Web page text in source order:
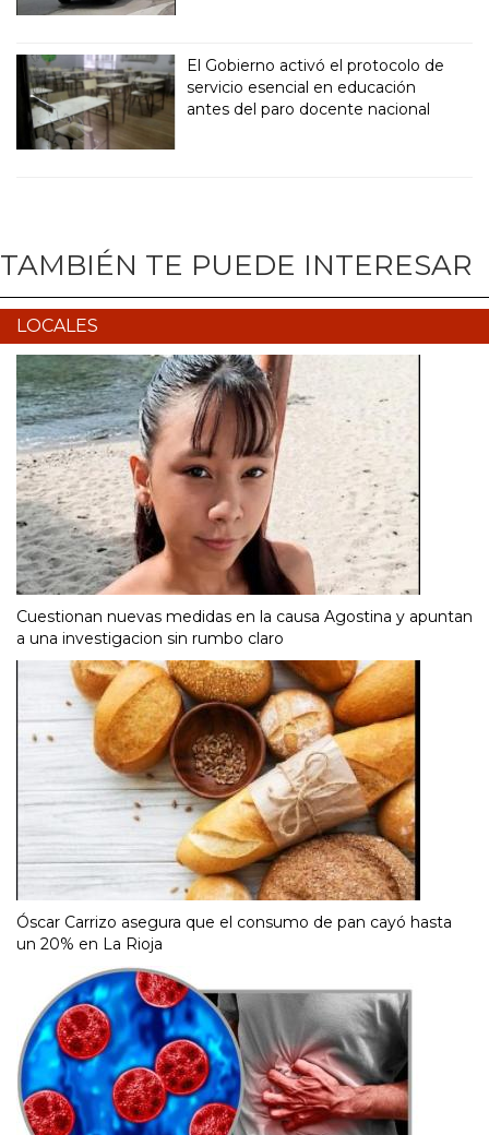
El Gobierno activó el protocolo de
servicio esencial en educación
antes del paro docente nacional
TAMBIÉN TE PUEDE INTERESAR
LOCALES
Cuestionan nuevas medidas en la causa Agostina y apuntan
a una investigacion sin rumbo claro
Óscar Carrizo asegura que el consumo de pan cayó hasta
un 20% en La Rioja